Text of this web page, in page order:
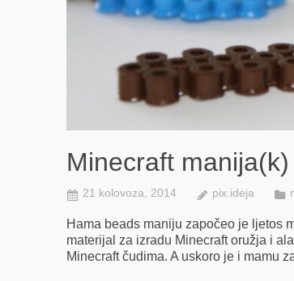
Minecraft manija(k)
21 kolovoza, 2014 pix.ideja
Hama beads maniju započeo je ljetos
materijal za izradu Minecraft oružja i
Minecraft čudima. A uskoro je i mamu